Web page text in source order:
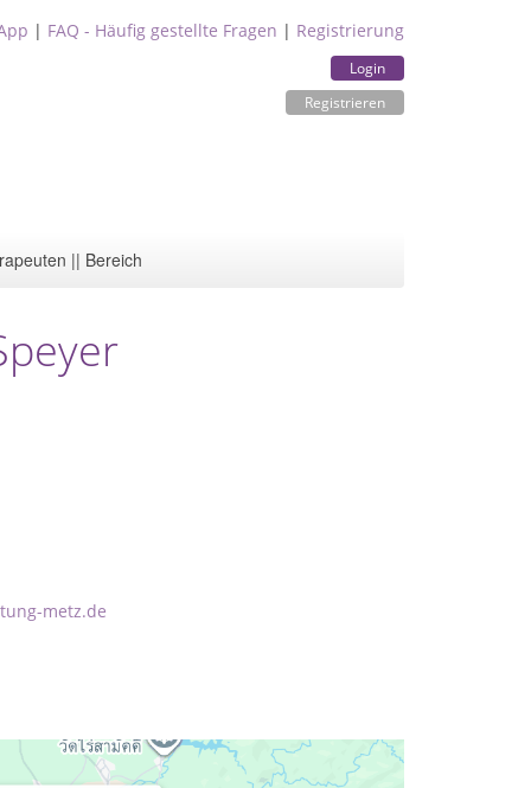
| FAQ - Häufig gestellte Fragen | Registrierung
Login
Registrieren
|| Bereich
metz.de